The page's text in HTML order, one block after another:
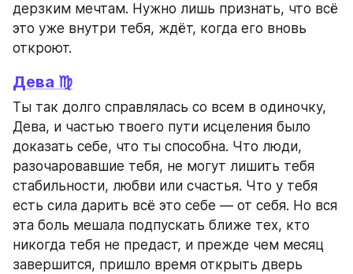
дерзким мечтам. Нужно лишь признать, что всё
это уже внутри тебя, ждёт, когда его вновь
откроют.
Дева ♍
Ты так долго справлялась со всем в одиночку,
Дева, и частью твоего пути исцеления было
доказать себе, что ты способна. Что люди,
разочаровавшие тебя, не могут лишить тебя
стабильности, любви или счастья. Что у тебя
есть сила дарить всё это себе — от себя. Но вся
эта боль мешала подпускать ближе тех, кто
никогда тебя не предаст, и прежде чем месяц
завершится, пришло время открыть дверь